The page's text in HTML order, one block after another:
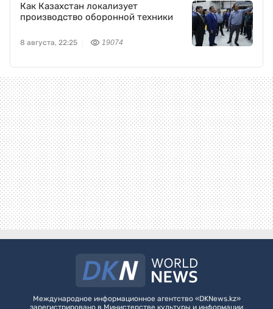
Как Казахстан локализует
производство оборонной техники
8 августа, 22:25 19074
Международное информационное агентство «DKNews.kz»
зарегистрировано в Министерстве культуры и информации